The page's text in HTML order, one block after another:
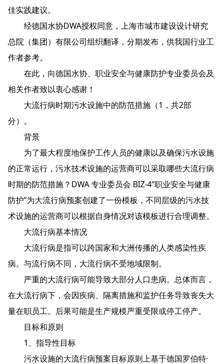
佳实践建议。
经德国水协DWA授权同意，上海市城市建设设计研究
总院（集团）有限公司组织翻译，分期发布，供我国行业工
作者参考。
在此，向德国水协、职业安全与健康防护专业委员会及
相关作者致以衷心感谢！
大流行病时期污水设施中的防范措施（1，共2部
分）。
背景
为了最大程度地保护工作人员的健康以及确保污水设施
的正常运行，污水技术设施的运营商可以采取哪些大流行病
时期的防范措施？DWA 专业委员会 BIZ-4“职业安全与健康
防护”为大流行病预案创建了一份模板，不同层级的污水技
术设施的运营商可以根据自身情况对该模板进行合理调整。
大流行病基本情况
大流行病是指可以跨国家和大洲传播的人类感染性疾
病。与流行病不同，大流行病不受地域限制。
严重的大流行病可能导致大部分人口患病。总体而言，
在大流行病下，会因疾病、隔离措施和监护任务导致丧失大
量在职员工。后果可能是生产规模严重受限或停工停产。
目标和原则
1、指导性目标
污水设施的大流行病预案目标原则上基于德国罗伯特·